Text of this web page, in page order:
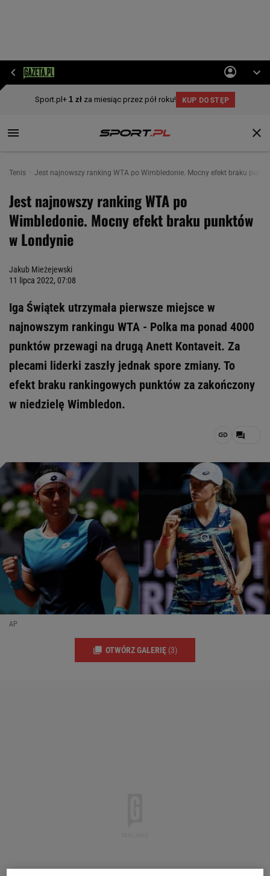
Tenis Jest najnowszy ranking WTA po Wimbledonie. Mocny efekt braku
Jest najnowszy ranking WTA po
Wimbledonie. Mocny efekt braku punktów
w Londynie
Jakub Mieżejewski
11 lipca 2022, 07:08
Iga Świątek utrzymała pierwsze miejsce w
najnowszym rankingu WTA - Polka ma ponad 4000
punktów przewagi na drugą Anett Kontaveit. Za
plecami liderki zaszły jednak spore zmiany. To
efekt braku rankingowych punktów za zakończony
w niedzielę Wimbledon.
AP
OTWÓRZ GALERIĘ (3)